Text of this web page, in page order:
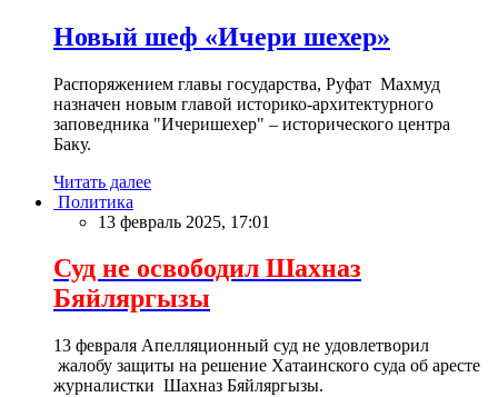
Новый шеф «Ичери шехер»
Распоряжением главы государства, Руфат Махмуд
назначен новым главой историко-архитектурного
заповедника "Ичеришехер" – исторического центра
Баку.
Читать далее
Политика
13 февраль 2025, 17:01
Суд не освободил Шахназ
Бяйляргызы
13 февраля Апелляционный суд не удовлетворил
жалобу защиты на решение Хатаинского суда об аресте
журналистки Шахназ Бяйляргызы.